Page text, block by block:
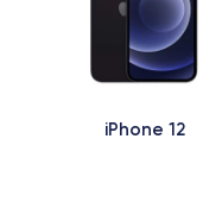
iPhone 12